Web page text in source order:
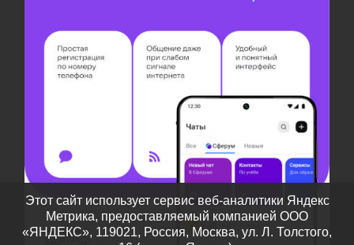
Этот сайт использует сервис веб-аналитики Яндекс
Метрика, предоставляемый компанией ООО
«ЯНДЕКС», 119021, Россия, Москва, ул. Л. Толстого,